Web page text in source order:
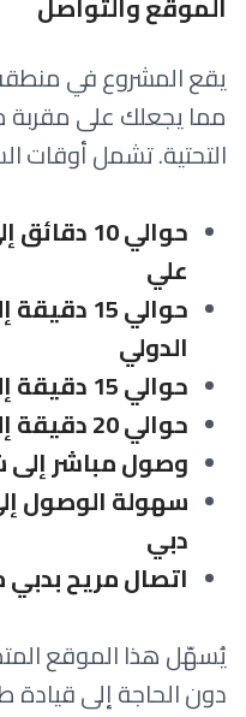
يقع المشروع في
مما يجعلك على مقربة
التحتية. تشمل أوقات
حوالي 10
علي
حوالي 15
الدولي
حوالي 15 دقيقة إلى منطقة إكسبو
حوالي 20 دقيقة إلى ابن بطوطة مول
وصول مباشر إلى
سهولة الوصول
دبي
اتصال مريح بدبي
يُسهّل هذا الموقع
دون الحاجة إلى قيادة